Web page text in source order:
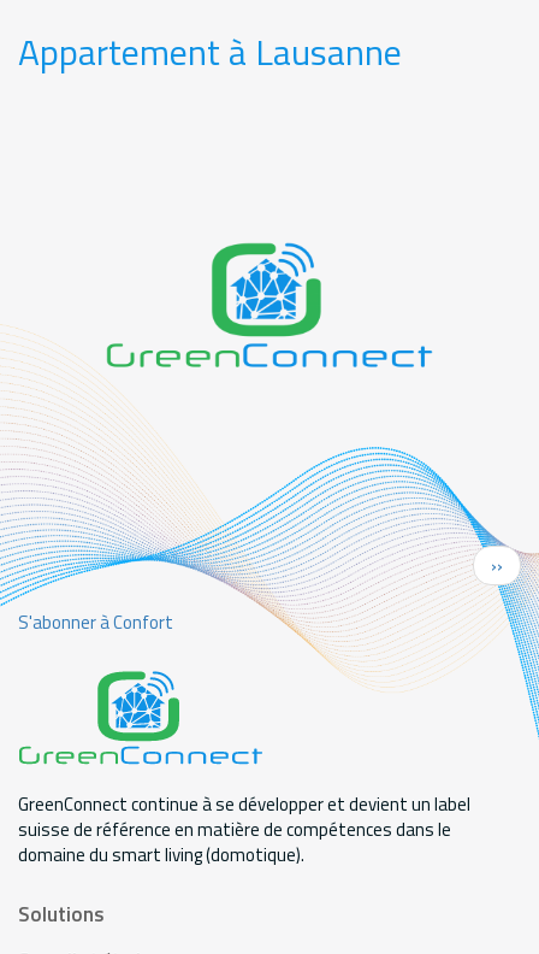
Appartement à Lausanne
Pagination
Page
››
S'abonner à Confort
GreenConnect continue à se développer et devient un label
suisse de référence en matière de compétences dans le
domaine du smart living (domotique).
Solutions